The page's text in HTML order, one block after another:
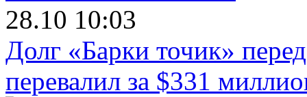
28.10 10:03
Долг «Барки точик»
перевалил за $331